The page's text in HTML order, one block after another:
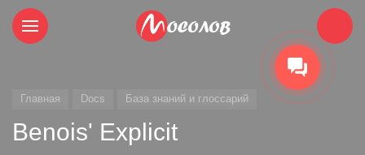
Главная Docs База знаний и глоссарий
Benois' Explicit